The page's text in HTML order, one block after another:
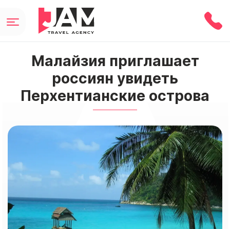
Малайзия приглашает
россиян увидеть
Перхентианские острова